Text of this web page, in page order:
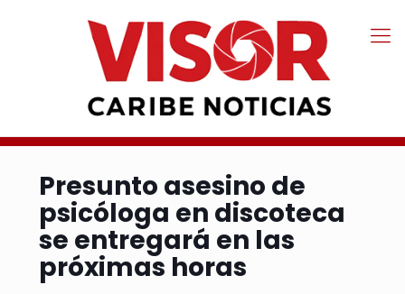
Presunto asesino de
psicóloga en discoteca
se entregará en las
próximas horas